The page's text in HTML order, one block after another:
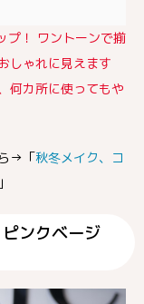
！ ワントーンで揃
しゃれに見えます
何カ所に使ってもや
→「秋冬メイク、コ
」
ンクベージ